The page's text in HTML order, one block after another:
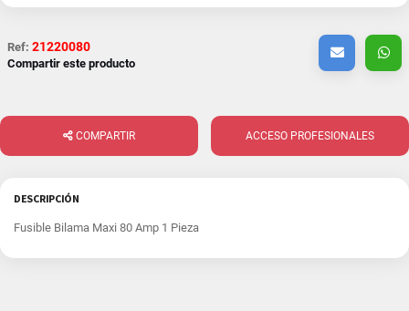
Ref: 21220080
Compartir este producto
COMPARTIR ACCESO PROFESIONALES
DESCRIPCIÓN
Fusible Bilama Maxi 80 Amp 1 Pieza